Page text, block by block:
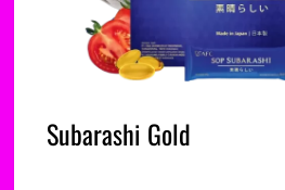
Subarashi Gold